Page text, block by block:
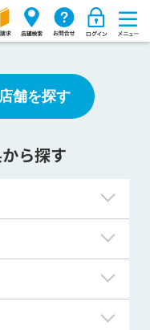
舗を探す
ら探す